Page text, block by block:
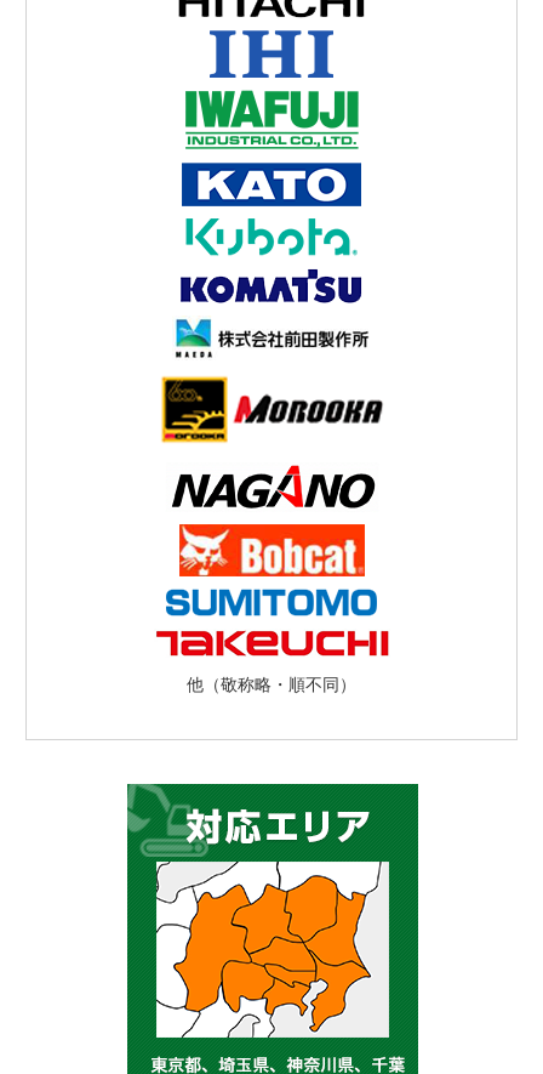
他（敬称略・順不同）